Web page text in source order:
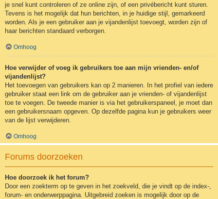
je snel kunt controleren of ze online zijn, of een privébericht kunt sturen.
Tevens is het mogelijk dat hun berichten, in je huidige stijl, gemarkeerd
worden. Als je een gebruiker aan je vijandenlijst toevoegt, worden zijn of
haar berichten standaard verborgen.
Omhoog
Hoe verwijder of voeg ik gebruikers toe aan mijn vrienden- en/of
vijandenlijst?
Het toevoegen van gebruikers kan op 2 manieren. In het profiel van iedere
gebruiker staat een link om de gebruiker aan je vrienden- of vijandenlijst
toe te voegen. De tweede manier is via het gebruikerspaneel, je moet dan
een gebruikersnaam opgeven. Op dezelfde pagina kun je gebruikers weer
van de lijst verwijderen.
Omhoog
Forums doorzoeken
Hoe doorzoek ik het forum?
Door een zoekterm op te geven in het zoekveld, die je vindt op de index-,
forum- en onderwerppagina. Uitgebreid zoeken is mogelijk door op de